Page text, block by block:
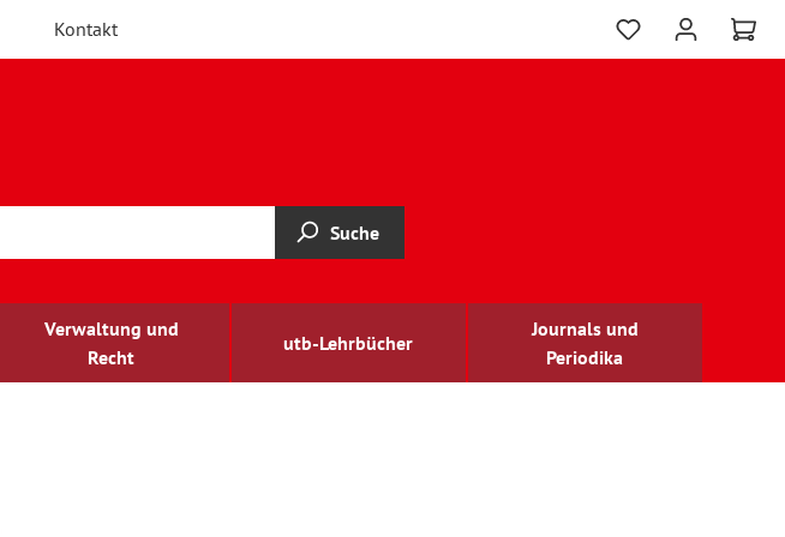
Kontakt
Suche
Verwaltung und
Recht
utb-Lehrbücher
Journals und
Periodika